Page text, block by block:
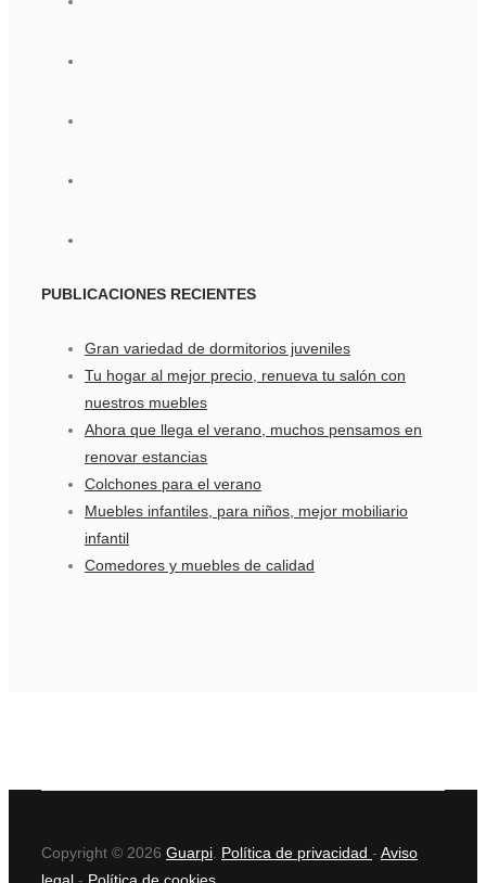
PUBLICACIONES RECIENTES
Gran variedad de dormitorios juveniles
Tu hogar al mejor precio, renueva tu salón con
nuestros muebles
Ahora que llega el verano, muchos pensamos en
renovar estancias
Colchones para el verano
Muebles infantiles, para niños, mejor mobiliario
infantil
Comedores y muebles de calidad
Copyright © 2026 Guarpi Política de privacidad - Aviso